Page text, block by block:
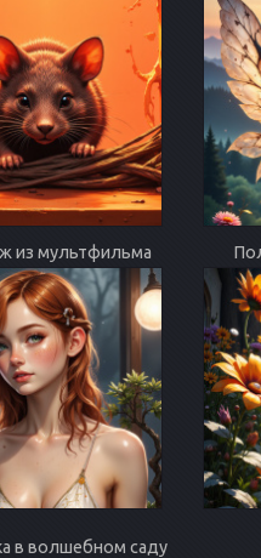
из мультфильма
в волшебном саду